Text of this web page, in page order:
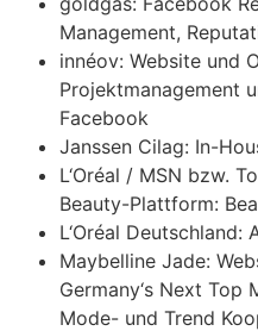
Manage­ment,
inné­ov: Web­site und
Pro­jekt­ma­nage­ment
Face­book
Jans­sen Cilag: In-
L‘Oréal / MSN bzw.
Beau­ty-Platt­form:
L‘Oréal
May­bel­li­ne Jade:
Germany‘s Next Top
Mode- und Trend